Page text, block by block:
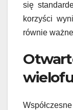
się
korzyści
równie